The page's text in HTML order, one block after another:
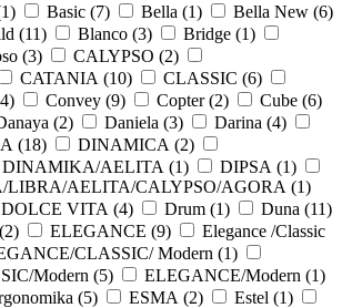
1) Basic (7) Bella (1) Bella New (6)
(11) Blanco (3) Bridge (1)
(3) CALYPSO (2)
CATANIA (10) CLASSIC (6)
4) Convey (9) Copter (2) Cube (6)
(2) Daniela (3) Darina (4)
(18) DINAMICA (2)
DINAMIKA/AELITA (1) DIPSA (1)
AELITA/CALYPSO/AGORA (1)
DOLCE VITA (4) Drum (1) Duna (11)
2) ELEGANCE (9)
Elegance /Classic
CLASSIC/ Modern (1)
Modern (5) ELEGANCE/Modern (1)
(5) ESMA (2) Estel (1)